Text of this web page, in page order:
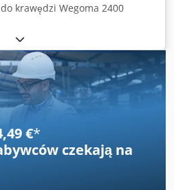
krawędzi Wegoma 2400
€*
czekają na